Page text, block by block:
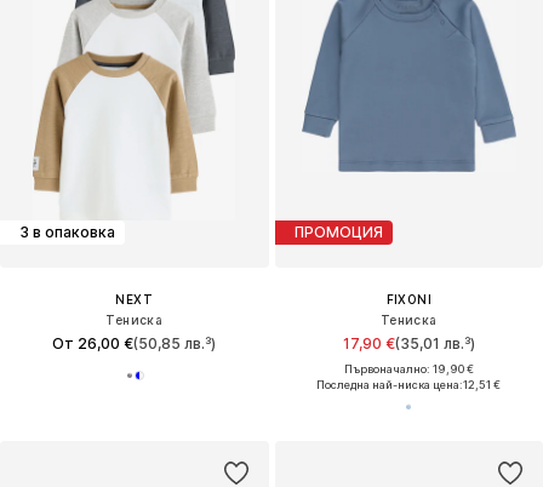
3 в опаковка
NEXT
Тениска
От 26,00 €(50,85 лв.³)
ПРОМОЦИЯ
FIXONI
Тениска
17,90 €(35,01 лв.³)
Първоначално: 19,90 €
Последна най-ниска цена:12,51 €